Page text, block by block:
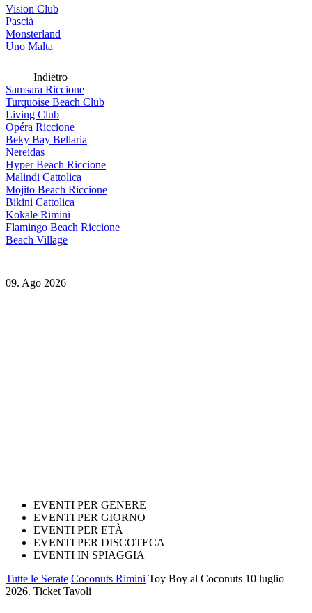
Vision Club
Pascià
Monsterland
Uno Malta
Indietro
Samsara Riccione
Turquoise Beach Club
Living Club
Opéra Riccione
Beky Bay Bellaria
Nereidas
Hyper Beach Riccione
Malindi Cattolica
Mojito Beach Riccione
Bikini Cattolica
Kokale Rimini
Flamingo Beach Riccione
Beach Village
09. Ago 2026
EVENTI PER GENERE
EVENTI PER GIORNO
EVENTI PER ETÀ
EVENTI PER DISCOTECA
EVENTI IN SPIAGGIA
Tutte le Serate Coconuts Rimini Toy Boy al Coconuts 10 luglio
2026. Ticket Tavoli